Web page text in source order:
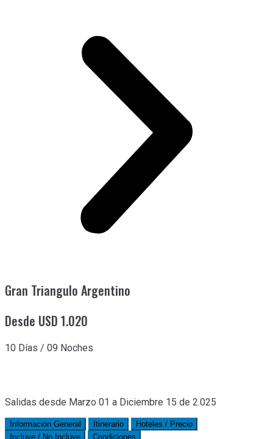
Gran Triangulo Argentino
Desde USD 1.020
10 Días / 09 Noches
Salidas desde Marzo 01 a Diciembre 15 de 2.025
Información General Itinerario
Hoteles / Precio
Incluye / No Incluye
Condiciones